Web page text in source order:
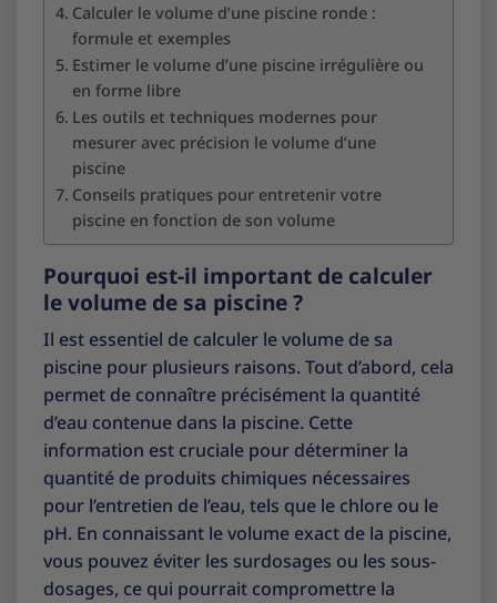
Calculer le volume d’une piscine ronde :
formule et exemples
Estimer le volume d’une piscine irrégulière ou
en forme libre
Les outils et techniques modernes pour
mesurer avec précision le volume d’une
piscine
Conseils pratiques pour entretenir votre
piscine en fonction de son volume
Pourquoi est-il important de calculer
le volume de sa piscine ?
Il est essentiel de calculer le volume de sa
piscine pour plusieurs raisons. Tout d’abord, cela
permet de connaître précisément la quantité
d’eau contenue dans la piscine. Cette
information est cruciale pour déterminer la
quantité de produits chimiques nécessaires
pour l’entretien de l’eau, tels que le chlore ou le
pH. En connaissant le volume exact de la piscine,
vous pouvez éviter les surdosages ou les sous-
dosages, ce qui pourrait compromettre la